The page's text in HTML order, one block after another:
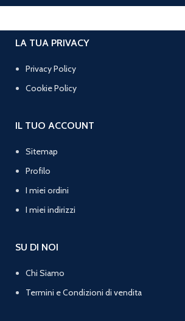
LA TUA PRIVACY
Privacy Policy
Cookie Policy
IL TUO ACCOUNT
Sitemap
Profilo
I miei ordini
I miei indirizzi
SU DI NOI
Chi Siamo
Termini e Condizioni di vendita